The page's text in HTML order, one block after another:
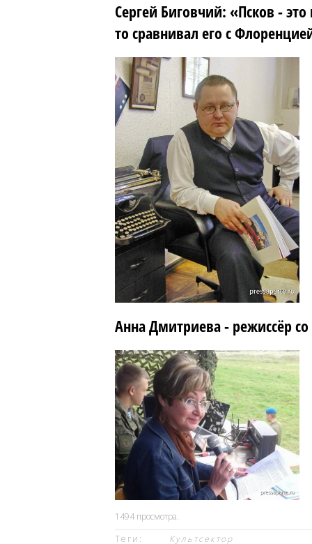
Сергей Биговчий: «Псков -
то сравнивал его с
Анна Дмитриева - режиссёр
1494 просмотра.
Теги:
Культсектор